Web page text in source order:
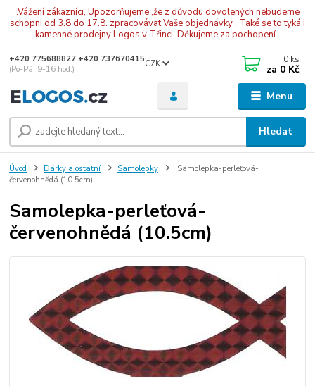
.Vážení zákazníci, Upozorňujeme ,že z důvodu dovolených nebudeme
schopni od 3.8 do 17.8. zpracovávat Vaše objednávky . Také se to tyká i
kamenné prodejny Logos v Třinci. Děkujeme za pochopení .
Menu
CZK
Hledat
+420 775688827 +420 737670415
(Po-Pá, 9-16 hod.)
0 ks
za 0 Kč
Úvod Dárky a ostatní Samolepky
Samolepka-perleťová-
červenohnědá (10.5cm)
Samolepka-perleťová-
červenohnědá (10.5cm)